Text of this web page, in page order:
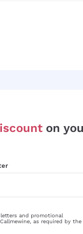
on
and promotional
as required by the